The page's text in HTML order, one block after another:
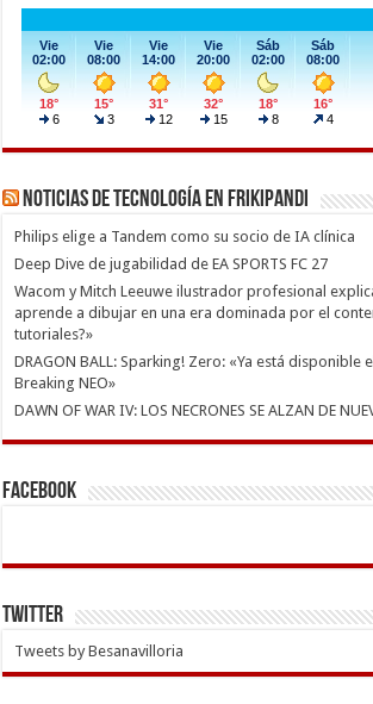
Noticias de Tecnología en Frikipandi
Philips elige a Tandem como su socio de IA clínica
Deep Dive de jugabilidad de EA SPORTS FC 27
Wacom y Mitch Leeuwe ilustrador profesional
aprende a dibujar en una era dominada por el
tutoriales?»
DRAGON BALL: Sparking! Zero: «Ya está disponible
Breaking NEO»
DAWN OF WAR IV: LOS NECRONES SE ALZAN DE
Facebook
Twitter
Tweets by Besanavilloria